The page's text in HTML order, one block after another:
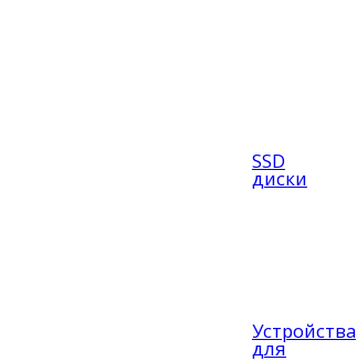
SSD
диски
Устройства
для